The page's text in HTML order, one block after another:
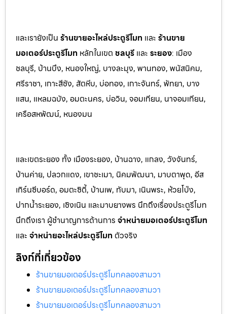
และเรายังเป็น ร้านขายอะไหล่ประตูรีโมท และ ร้านขาย
มอเตอร์ประตูรีโมท หลักในเขต ชลบุรี และ ระยอง: เมือง
ชลบุรี, บ้านบึง, หนองใหญ่, บางละมุง, พานทอง, พนัสนิคม,
ศรีราชา, เกาะสีชัง, สัตหีบ, บ่อทอง, เกาะจันทร์, พัทยา, บาง
แสน, แหลมฉบัง, อมตะนคร, บ่อวิน, จอมเทียน, นาจอมเทียน,
เครือสหพัฒน์, หนองมน
และเขตระยอง ทั้ง เมืองระยอง, บ้านฉาง, แกลง, วังจันทร์,
บ้านค่าย, ปลวกแดง, เขาชะเมา, นิคมพัฒนา, มาบตาพุด, อีส
เทิร์นซีบอร์ด, อมตะซิตี้, บ้านเพ, ทับมา, เนินพระ, ห้วยโป่ง,
ปากน้ำระยอง, เชิงเนิน และมาบยางพร นึกถึงเรื่องประตูรีโมท
นึกถึงเรา ผู้ชำนาญการด้านการ จำหน่ายมอเตอร์ประตูรีโมท
และ จำหน่ายอะไหล่ประตูรีโมท ตัวจริง
ลิงก์ที่เกี่ยวข้อง
ร้านขายมอเตอร์ประตูรีโมทคลองสามวา
ร้านขายมอเตอร์ประตูรีโมทคลองสามวา
ร้านขายมอเตอร์ประตูรีโมทคลองสามวา